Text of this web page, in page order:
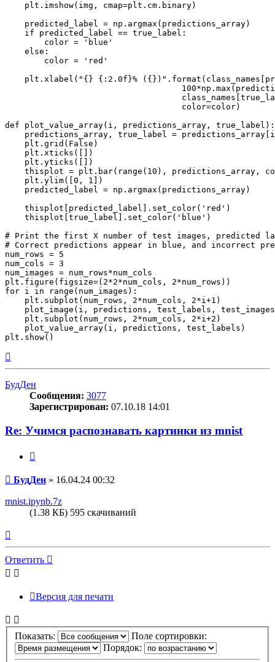
    plt.imshow(img, cmap=plt.cm.binary)
    predicted_label = np.argmax(predictions_array)
    if predicted_label == true_label:
        color = 'blue'
    else:
        color = 'red'
plt.xlabel("{} {:2.0f}%
                                    color=color)
def plot_value_array(i, predictions_array, true_label):
predictions_array, true_label =
    plt.grid(False)
    plt.xticks([])
    plt.yticks([])
thisplot = plt.bar(range(10), predictions_array,
    plt.ylim([0, 1])
    predicted_label = np.argmax(predictions_array)
    thisplot[predicted_label].set_color('red')
    thisplot[true_label].set_color('blue')
# Print the first X number of test images, predicted
# Correct predictions appear in blue, and incorrect
num_rows = 5
num_cols = 3
num_images = num_rows*num_cols
plt.figure(figsize=(2*2*num_cols, 2*num_rows))
for i in range(num_images):
    plt.subplot(num_rows, 2*num_cols, 2*i+1)
plot_image(i, predictions, test_labels,
    plt.subplot(num_rows, 2*num_cols, 2*i+2)
    plot_value_array(i, predictions, test_labels)
к
БудДен
Сообщения: 3077
Зарегистрирован: 07.10.18 14:01
Re: Учимся распознавать картинки из mnist
Сообщение
БудДен » 16.04.24 00:32
mnist.ipynb.7z
(1.38 КБ) 595 скачиваний
началу
Ответить
Версия для печати
Показать:
Поле сортировки:
Порядок: